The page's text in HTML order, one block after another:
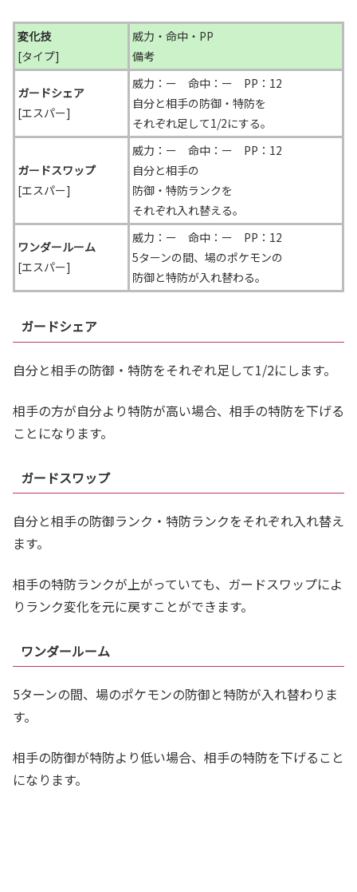
変化技
[タイプ]
威力・命中・PP
備考
ガードシェア
[エスパー]
威力：ー 命中：ー PP：12
自分と相手の防御・特防を
それぞれ足して1/2にする。
ガードスワップ
[エスパー]
威力：ー 命中：ー PP：12
自分と相手の
防御・特防ランクを
それぞれ入れ替える。
ワンダールーム
[エスパー]
威力：ー 命中：ー PP：12
5ターンの間、場のポケモンの
防御と特防が入れ替わる。
ガードシェア
自分と相手の防御・特防をそれぞれ足して1/2にします。
相手の方が自分より特防が高い場合、相手の特防を下げる
ことになります。
ガードスワップ
自分と相手の防御ランク・特防ランクをそれぞれ入れ替え
ます。
相手の特防ランクが上がっていても、ガードスワップによ
りランク変化を元に戻すことができます。
ワンダールーム
5ターンの間、場のポケモンの防御と特防が入れ替わりま
す。
相手の防御が特防より低い場合、相手の特防を下げること
になります。